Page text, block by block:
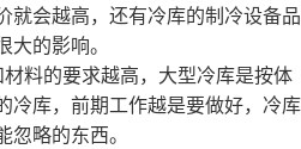
就会越高，还有冷库的制冷设备品
的影响。
料的要求越高，大型冷库是按体
冷库，前期工作越是要做好，冷库
略的东西。